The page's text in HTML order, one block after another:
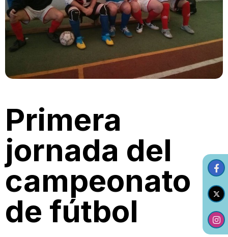
Primera
jornada del
campeonato
de fútbol